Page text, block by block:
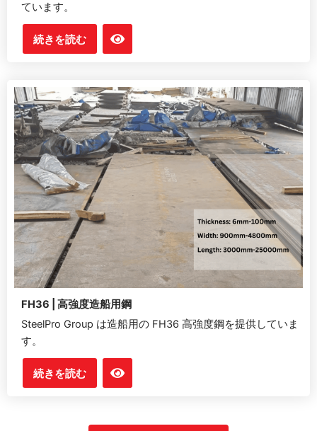
ています。
続きを読む
FH36 | 高強度造船用鋼
SteelPro Group は造船用の FH36 高強度鋼を提供していま
す。
続きを読む